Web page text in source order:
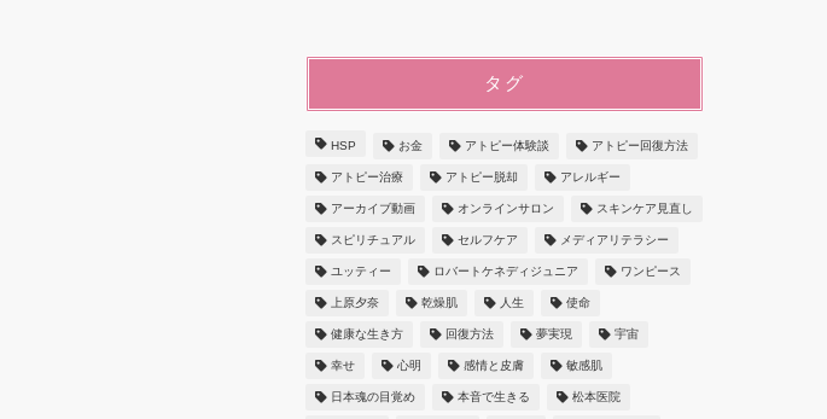
タグ
HSP お金 アトピー体験談 アトピー回復方法
アトピー治療 アトピー脱却 アレルギー
アーカイブ動画 オンラインサロン スキンケア見直し
スピリチュアル セルフケア メディアリテラシー
ユッティー ロバートケネディジュニア ワンピース
上原夕奈 乾燥肌 人生 使命
健康な生き方 回復方法 夢実現 宇宙
幸せ 心明 感情と皮膚 敏感肌
日本魂の目覚め 本音で生きる 松本医院